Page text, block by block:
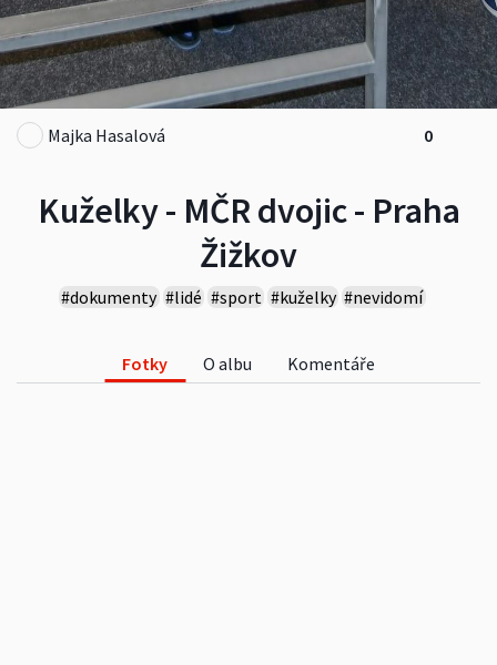
Kuželky - MČR dvojic - Praha
Žižkov
#dokumenty #lidé #sport #kuželky #nevidomí
Majka Hasalová 0
Fotky O albu Komentáře